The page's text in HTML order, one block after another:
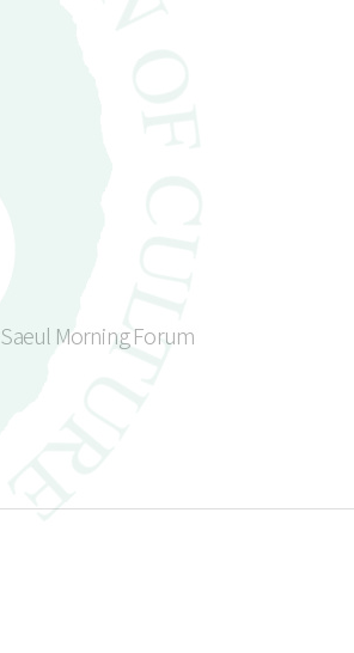
Saeul Morning Forum